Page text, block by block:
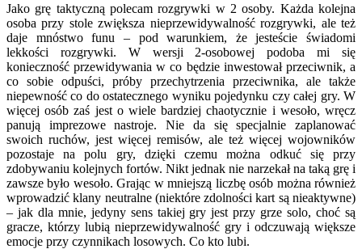
Jako grę taktyczną polecam rozgrywki w 2 osoby. Każda kolejna
osoba przy stole zwiększa nieprzewidywalność rozgrywki, ale też
daje mnóstwo funu – pod warunkiem, że jesteście świadomi
lekkości rozgrywki. W wersji 2-osobowej podoba mi się
konieczność przewidywania w co będzie inwestował przeciwnik, a
co sobie odpuści, próby przechytrzenia przeciwnika, ale także
niepewność co do ostatecznego wyniku pojedynku czy całej gry. W
więcej osób zaś jest o wiele bardziej chaotycznie i wesoło, wręcz
panują imprezowe nastroje. Nie da się specjalnie zaplanować
swoich ruchów, jest więcej remisów, ale też więcej wojowników
pozostaje na polu gry, dzięki czemu można odkuć się przy
zdobywaniu kolejnych fortów. Nikt jednak nie narzekał na taką grę i
zawsze było wesoło. Grając w mniejszą liczbę osób można również
wprowadzić klany neutralne (niektóre zdolności kart są nieaktywne)
– jak dla mnie, jedyny sens takiej gry jest przy grze solo, choć są
gracze, którzy lubią nieprzewidywalność gry i odczuwają większe
emocje przy czynnikach losowych. Co kto lubi.